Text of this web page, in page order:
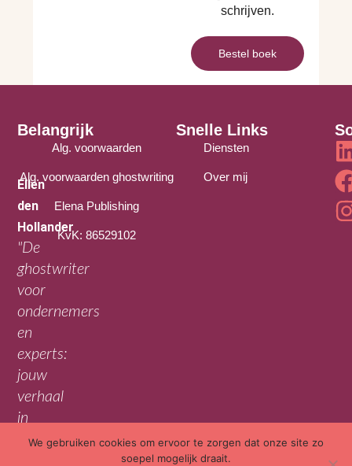
schrijven.
Bestel boek
Ellen
den
Hollander
"De
ghostwriter
voor
ondernemers
en
experts:
jouw
verhaal
in
jouw
Snelle Links
Diensten
Over mij
Belangrijk
Alg. voorwaarden
Alg. voorwaarden ghostwriting
Elena Publishing
KvK: 86529102
We gebruiken cookies om ervoor te zorgen dat onze site zo
soepel mogelijk draait.